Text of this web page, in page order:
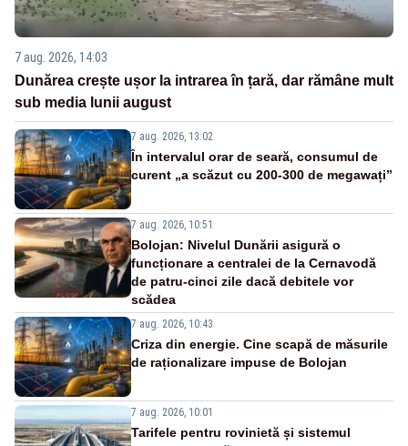
7 aug. 2026, 14:03
Dunărea crește ușor la intrarea în țară, dar rămâne mult
sub media lunii august
7 aug. 2026, 13:02
În intervalul orar de seară, consumul de
curent „a scăzut cu 200-300 de megawați”
7 aug. 2026, 10:51
Bolojan: Nivelul Dunării asigură o
funcționare a centralei de la Cernavodă
de patru-cinci zile dacă debitele vor
scădea
7 aug. 2026, 10:43
Criza din energie. Cine scapă de măsurile
de raționalizare impuse de Bolojan
7 aug. 2026, 10:01
Tarifele pentru rovinietă și sistemul